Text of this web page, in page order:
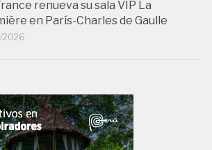
renueva su sala VIP La
en París-Charles de Gaulle
2026